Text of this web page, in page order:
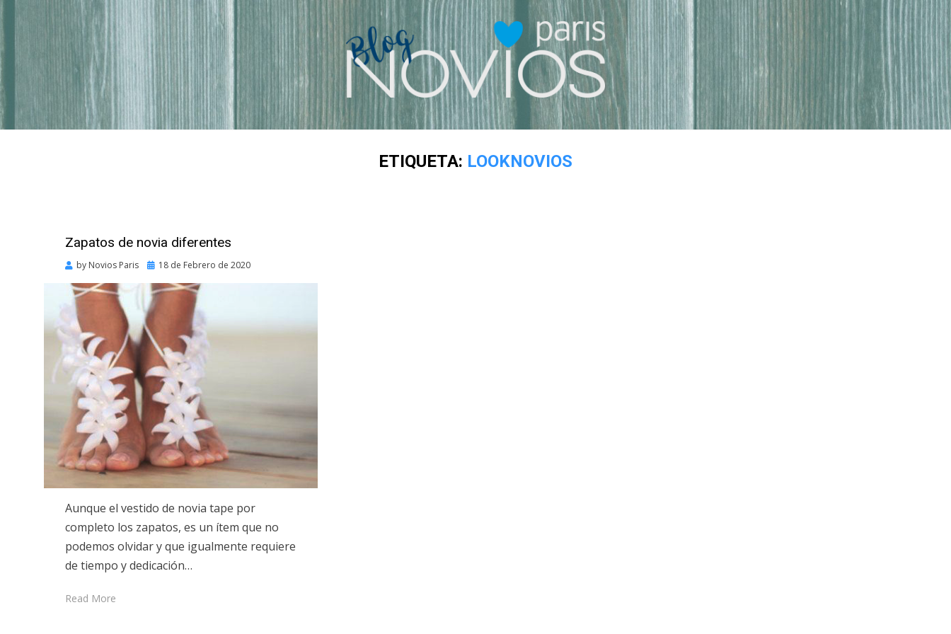
ETIQUETA: LOOKNOVIOS
Zapatos de novia diferentes
by Novios Paris
Posted
18 de Febrero de 2020
Aunque el vestido de novia tape por
completo los zapatos, es un ítem que no
podemos olvidar y que igualmente requiere
de tiempo y dedicación…
Read More